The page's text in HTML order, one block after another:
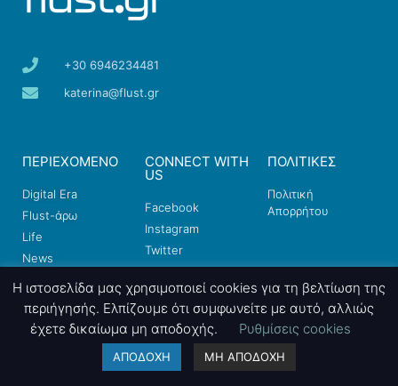
+30 6946234481
katerina@flust.gr
ΠΕΡΙΕΧΟΜΕΝΟ
Digital Era
Flust-άρω
Life
News
Επικοινωνία
CONNECT WITH
US
Facebook
Instagram
Twitter
LinkedIn
YouTube
ΠΟΛΙΤΙΚΕΣ
Πολιτική
Απορρήτου
ΕΝΗΜΕΡΩΘΕΊΤΕ ΣΤΟ EMAIL ΣΑΣ
Η ιστοσελίδα μας χρησιμοποιεί cookies για τη βελτίωση της
περιήγησής. Ελπίζουμε ότι συμφωνείτε με αυτό, αλλιώς
έχετε δικαίωμα μη αποδοχής.
Ρυθμίσεις cookies
ΑΠΟΔΟΧΗ ΜΗ ΑΠΟΔΟΧΗ